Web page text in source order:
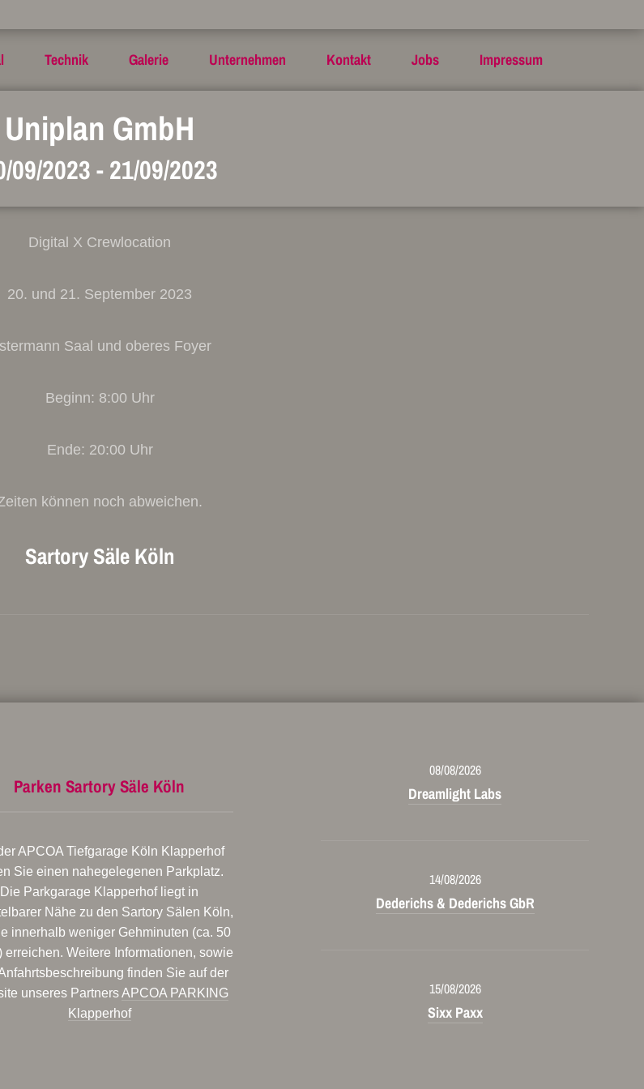
Technik Galerie Unternehmen Kontakt Jobs Impressum
Uniplan GmbH
09/2023- 21/09/2023
Digital X Crewlocation
20. und 21. September 2023
Saal und oberes Foyer
Beginn: 8:00 Uhr
Ende: 20:00 Uhr
können noch abweichen.
Sartory Säle Köln
Parken Sartory Säle Köln
APCOA Tiefgarage Köln Klapperhof
Sie einen nahegelegenen Parkplatz.
Die Parkgarage Klapperhof liegt in
Nähe zu den Sartory Sälen Köln,
innerhalb weniger Gehminuten (ca. 50
erreichen. Weitere Informationen, sowie
finden Sie auf der
unseres PartnersAPCOA PARKING
Klapperhof
08/08/2026
Dreamlight Labs
14/08/2026
Dederichs & Dederichs GbR
15/08/2026
Sixx Paxx